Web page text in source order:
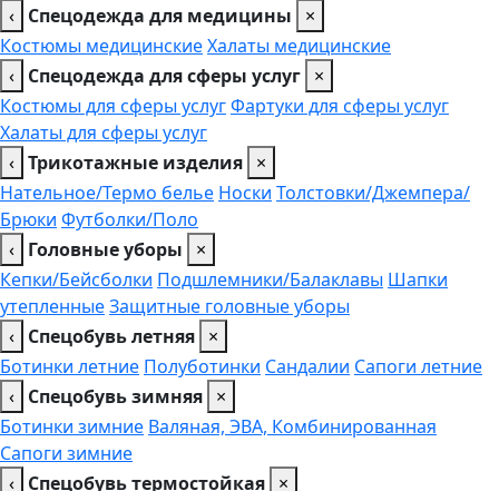
‹ Спецодежда для медицины
×
Костюмы медицинскиеХалаты медицинские
‹ Спецодежда для сферы услуг ×
Костюмы для сферы услугФартуки для сферы услуг
Халаты для сферы услуг
‹ Трикотажные изделия ×
Нательное/Термо белье Носки Толстовки/Джемпера/
Брюки Футболки/Поло
‹ Головные уборы
×
Кепки/Бейсболки Подшлемники/Балаклавы Шапки
утепленныеЗащитные головные уборы
‹ Спецобувь летняя ×
Ботинки летние Полуботинки Сандалии Сапоги летние
‹ Спецобувь зимняя ×
Ботинки зимние Валяная, ЭВА, Комбинированная
Сапоги зимние
‹ Спецобувь термостойкая ×